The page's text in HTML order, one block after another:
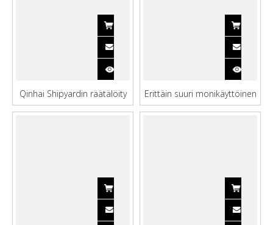
Qinhai Shipyardin räätälöity
konttialus kuljetuksiin
Erittäin suuri monikäyttöinen
konttialus kuljetukseen